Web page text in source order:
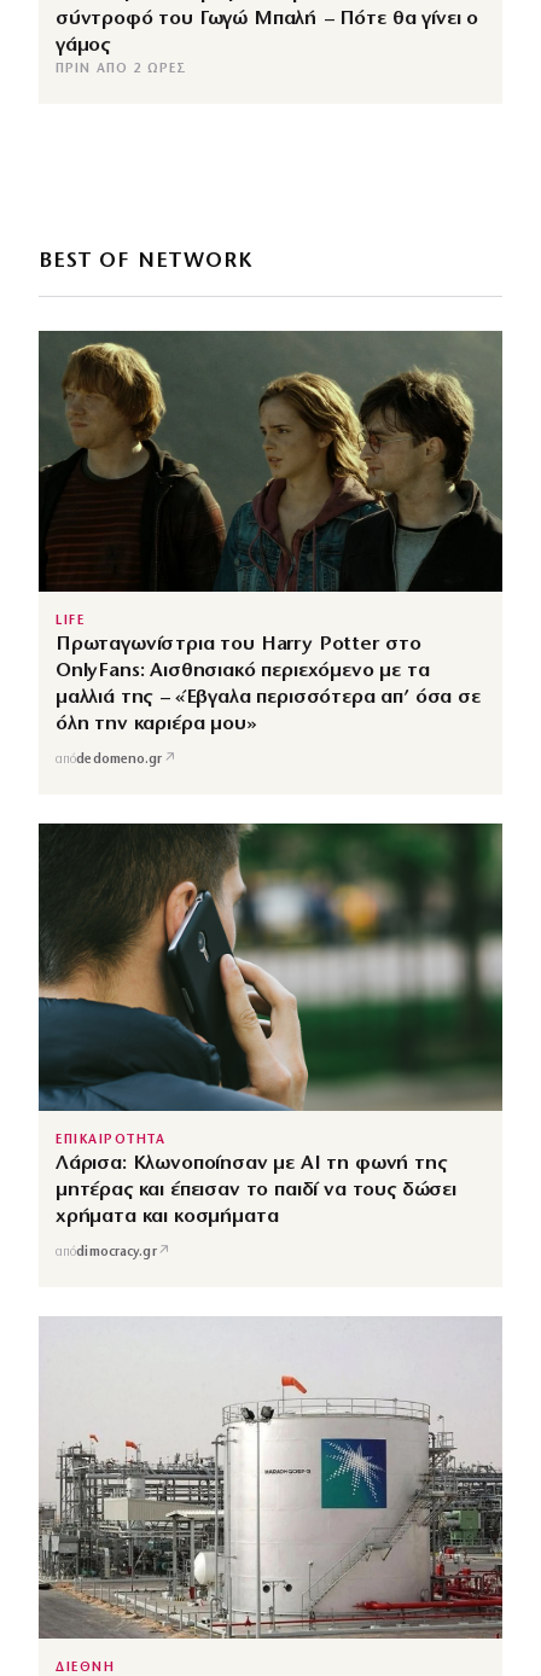
σύντροφό του Γωγώ Μπαλή – Πότε θα γίνει ο
γάμος
ΠΡΙΝ ΑΠΌ 2 ΏΡΕΣ
BEST OF NETWORK
LIFE
Πρωταγωνίστρια του Harry Potter στο
OnlyFans: Αισθησιακό περιεχόμενο με τα
μαλλιά της – «Έβγαλα περισσότερα απ’ όσα σε
όλη την καριέρα μου»
απόdedomeno.gr ↗
ΕΠΙΚΑΙΡΟΤΗΤΑ
Λάρισα: Κλωνοποίησαν με AI τη φωνή της
μητέρας και έπεισαν το παιδί να τους δώσει
χρήματα και κοσμήματα
απόdimocracy.gr↗
ΔΙΕΘΝΗ